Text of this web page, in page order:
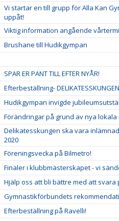
Vi startar en till grupp för Alla Kan
uppåt!
Viktig information angående
Brushane till Hudikgympan
SPAR ER PANT TILL EFTER NYÅR!
Efterbeställning-
Hudikgympan invigde
Förändringar på grund av nya
Delikatesskungen ska vara
2020
Föreningsvecka på Bilmetro!
Finaler i klubbmästerskapet - vi
Hjälp oss att bli bättre med att svara
Gymnastikförbundets
Efterbeställning på Ravelli!